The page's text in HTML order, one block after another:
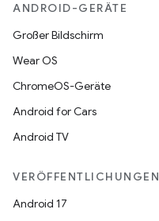
ANDROID-GERÄTE
Großer Bildschirm
Wear OS
ChromeOS-Geräte
Android for Cars
Android TV
VERÖFFENTLICHUNGEN
Android 17